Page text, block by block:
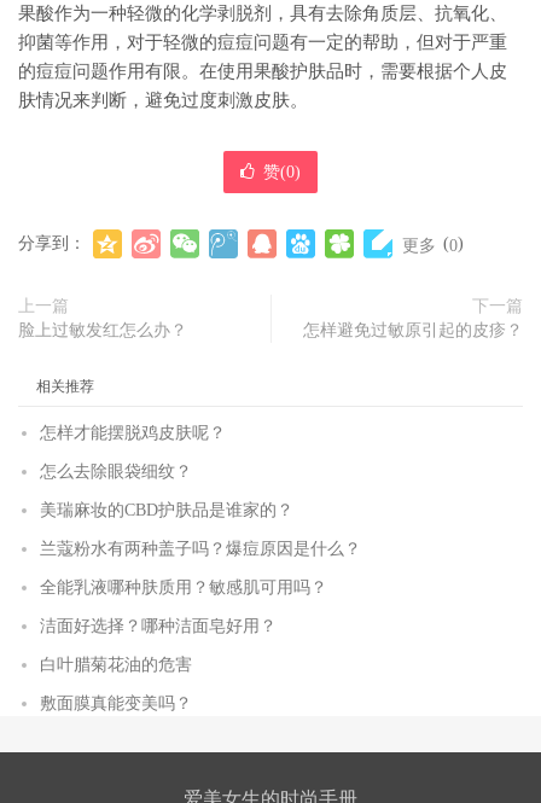
果酸作为一种轻微的化学剥脱剂，具有去除角质层、抗氧化、
抑菌等作用，对于轻微的痘痘问题有一定的帮助，但对于严重
的痘痘问题作用有限。在使用果酸护肤品时，需要根据个人皮
肤情况来判断，避免过度刺激皮肤。
赞(0)
分享到： 更多 (0)
上一篇
脸上过敏发红怎么办？
下一篇
怎样避免过敏原引起的皮疹？
相关推荐
怎样才能摆脱鸡皮肤呢？
怎么去除眼袋细纹？
美瑞麻妆的CBD护肤品是谁家的？
兰蔻粉水有两种盖子吗？爆痘原因是什么？
全能乳液哪种肤质用？敏感肌可用吗？
洁面好选择？哪种洁面皂好用？
白叶腊菊花油的危害
敷面膜真能变美吗？
爱美女生的时尚手册